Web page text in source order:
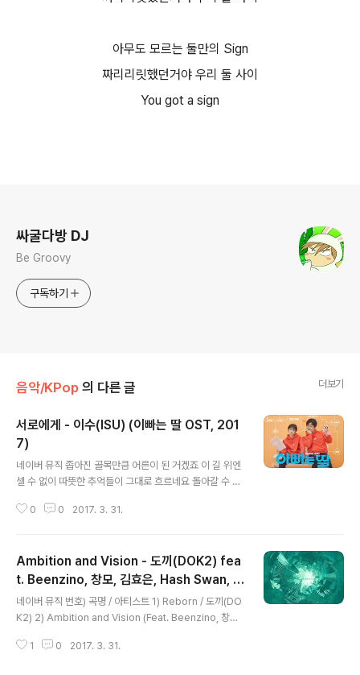
아무도 모르는 둘만의 Sign
짜리리릿했던거야 우리 둘 사이
You got a sign
싸굴다방 DJ
Be Groovy
구독하기
음악/KPop 의 다른 글 더보기
서로에게 - 이수(ISU) (이빠는 딸 OST, 201
7)
네이버 뮤직 좁아진 골목만큼 어른이 된 거겠죠 이 길 위엔
셀 수 없이 따뜻한 추억들이 그대로 흐르네요 돌아갈 수 없
음소리도 자그마한 창문 틈 사이로 바라보던 세상도 아직
미들에 당신이 느껴져요 늦은 후회 속에 남겨진 고백 처음
부터 변함없는 사랑이었다고 돌아갈 수 없는 그 시절을 당
신도 그리나요 마주했던 순간 행복했던 웃음소리도 자그마
한 창문 틈 사이로 바라보던 세상도 여기 서로에게 남아서
같은 마음으로 기억되고 멀리 와버린 것이 아니라 우리의
제자리로 다시 돌아가는 길임을 잊지 말기로 해 그리운 날
0 0 2017. 3. 31.
Ambition and Vision - 도끼(DOK2) fea
t. Beenzino, 창모, 김효은, Hash Swan, T
he Quiett (Reborn, 2017)
네이버 뮤직 번호) 곡명 / 아티스트 1) Reborn / 도끼(DO
K2) 2) Ambition and Vision (Feat. Beenzino, 창모,
ollercoaster (Feat. 조원선) / 도끼(DOK2) 4) Hiphop
1 0 2017. 3. 31.